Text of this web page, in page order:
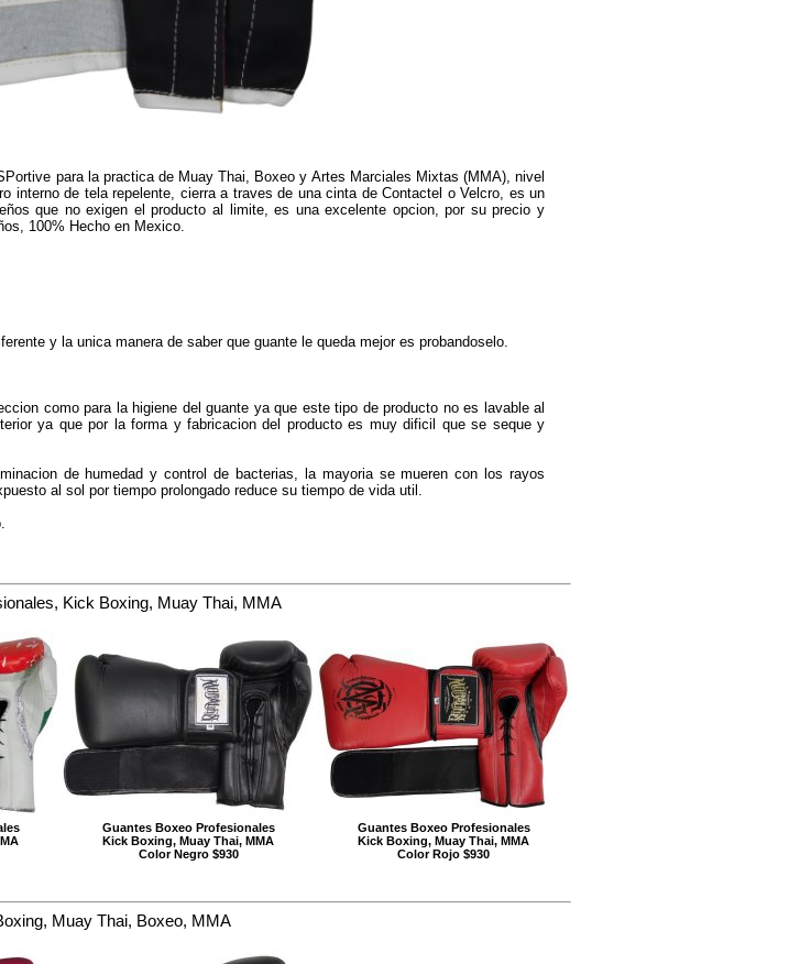
para la practica de Muay Thai, Boxeo y Artes Marciales Mixtas (MMA), nivel
interno de tela repelente, cierra a traves de una cinta de Contactel o Velcro, es un
que no exigen el producto al limite, es una excelente opcion, por su precio y
100% Hecho en Mexico.
y la unica manera de saber que guante le queda mejor es probandoselo.
como para la higiene del guante ya que este tipo de producto no es lavable al
ya que por la forma y fabricacion del producto es muy dificil que se seque y
de humedad y control de bacterias, la mayoria se mueren con los rayos
al sol por tiempo prolongado reduce su tiempo de vida util.
Kick Boxing, Muay Thai, MMA
Guantes Boxeo Profesionales
Kick Boxing, Muay Thai, MMA
Color Negro $930
Guantes Boxeo Profesionales
Kick Boxing, Muay Thai, MMA
Color Rojo $930
Muay Thai, Boxeo, MMA